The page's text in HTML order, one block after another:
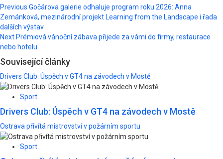
Post
navigation
Previous Gočárova galerie odhaluje program roku 2026: Anna
Zemánková, mezinárodní projekt Learning from the Landscape i řada
dalších výstav
Next Prémiová vánoční zábava přijede za vámi do firmy, restaurace
nebo hotelu
Související články
Drivers Club: Úspěch v GT4 na závodech v Mostě
Sport
Drivers Club: Úspěch v GT4 na závodech v Mostě
Ostrava přivítá mistrovství v požárním sportu
Sport